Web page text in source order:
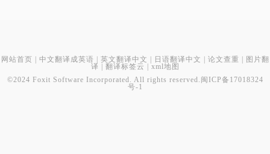
网站首页 中文翻译成英语 英文翻译中文 日语翻译中文 论文查重
图片翻
译
翻译标签云
xml地图
©2024 Foxit Software Incorporated. All rights reserved. 闽ICP备17018324
号-1